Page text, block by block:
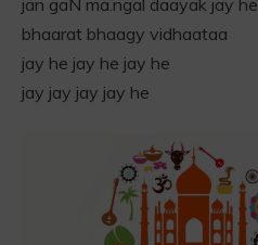
bhaarat bhaagy vidhaataa
jay he jay he jay he
jay jay jay jay he